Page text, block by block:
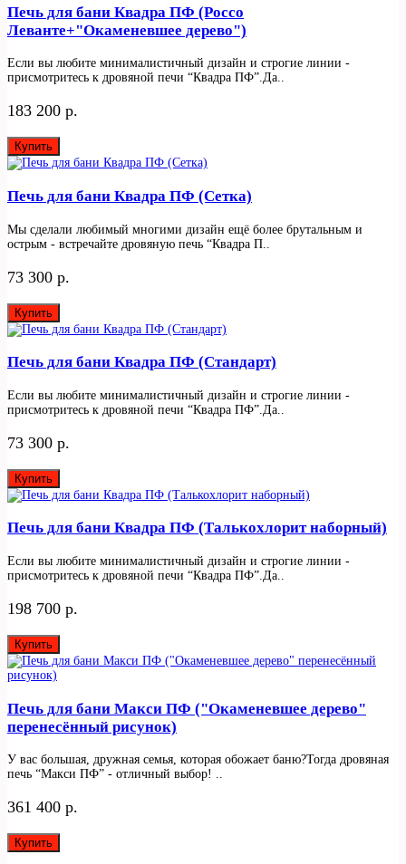
Печь для бани Квадра ПФ (Россо
Леванте+"Окаменевшее дерево")
Если вы любите минималистичный дизайн и строгие линии -
присмотритесь к дровяной печи “Квадра ПФ”.Да..
183 200 р.
Купить
Печь для бани Квадра ПФ (Сетка)
Мы сделали любимый многими дизайн ещё более брутальным и
острым - встречайте дровяную печь “Квадра П..
73 300 р.
Купить
Печь для бани Квадра ПФ (Стандарт)
Если вы любите минималистичный дизайн и строгие линии -
присмотритесь к дровяной печи “Квадра ПФ”.Да..
73 300 р.
Купить
Печь для бани Квадра ПФ (Талькохлорит наборный)
Если вы любите минималистичный дизайн и строгие линии -
присмотритесь к дровяной печи “Квадра ПФ”.Да..
198 700 р.
Купить
Печь для бани Макси ПФ ("Окаменевшее дерево"
перенесённый рисунок)
У вас большая, дружная семья, которая обожает баню?Тогда дровяная
печь “Макси ПФ” - отличный выбор! ..
361 400 р.
Купить